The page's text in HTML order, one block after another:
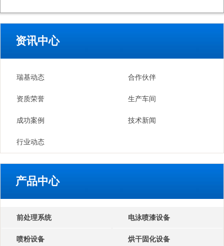
资讯中心
瑞基动态 合作伙伴
资质荣誉 生产车间
成功案例 技术新闻
行业动态
产品中心
前处理系统 电泳喷漆设备
喷粉设备 烘干固化设备